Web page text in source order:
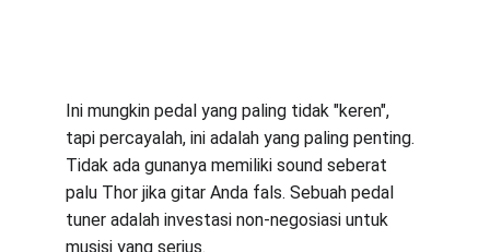
Ini mungkin pedal yang paling tidak "keren",
tapi percayalah, ini adalah yang paling penting.
Tidak ada gunanya memiliki sound seberat
palu Thor jika gitar Anda fals. Sebuah pedal
tuner adalah investasi non-negosiasi untuk
musisi yang serius.